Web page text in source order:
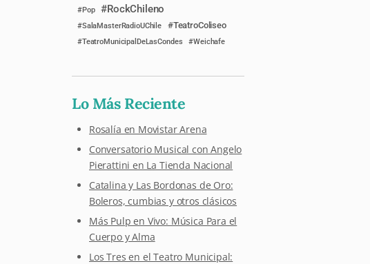
Pop
RockChileno
SalaMasterRadioUChile TeatroColiseo
TeatroMunicipalDeLasCondes Weichafe
Lo Más Reciente
Rosalía en Movistar Arena
Conversatorio Musical con Angelo
Pierattini en La Tienda Nacional
Catalina y Las Bordonas de Oro:
Boleros, cumbias y otros clásicos
Más Pulp en Vivo: Música Para el
Cuerpo y Alma
Los Tres en el Teatro Municipal: